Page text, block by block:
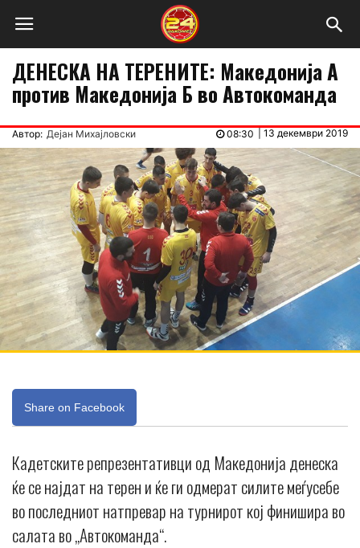
ДЕНЕСКА НА ТЕРЕНИТЕ: Македонија А
против Македонија Б во Автокоманда
Автор: Дејан Михајловски 13 декември 2019
08:30
Share on Facebook
Кадетските репрезентативци од Македонија денеска
ќе се најдат на терен и ќе ги одмерат силите меѓусебе
во последниот натпревар на турнирот кој финишира во
салата во „Автокоманда“.